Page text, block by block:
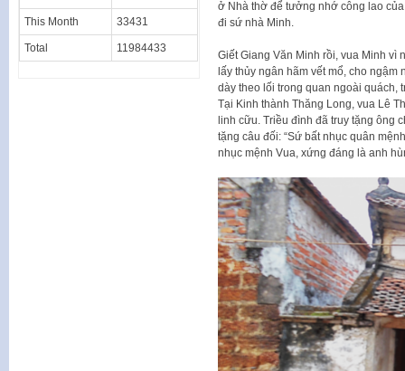
ở Nhà thờ để tưởng nhớ công lao
đi sứ nhà Minh.
Giết Giang Văn Minh rồi, vua Minh
lấy thủy ngân hãm vết mổ, cho
dày theo lối trong quan ngoài quách,
Tại Kinh thành Thăng Long, vua Lê
linh cữu. Triều đình đã truy tặng ông
tặng câu đối: “Sứ bất nhục quân
nhục mệnh Vua, xứng đáng là anh
This Month 33431
Total 11984433